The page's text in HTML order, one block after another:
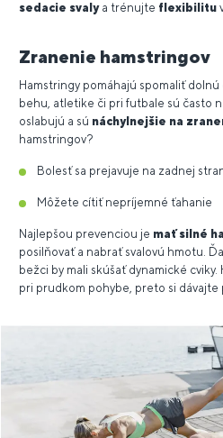
sedacie svalya trénujte flexibilitu
Zranenie hamstringov
Hamstringy pomáhajú spomaliť dolnú
behu, atletike či pri futbale sú často
oslabujú a sú náchylnejšie na
hamstringov?
Bolesť sa prejavuje na zadnej
Môžete cítiť nepríjemné ťahanie
Najlepšou prevenciou je mať silné
posilňovať a nabrať svalovú hmotu.
bežci by mali skúšať dynamické
pri prudkom pohybe, preto si dávajte